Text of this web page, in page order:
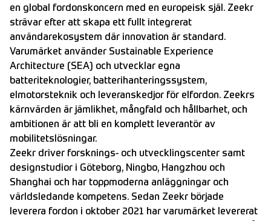
en global fordonskoncern med en europeisk själ. Zeekr
strävar efter att skapa ett fullt integrerat
användarekosystem där innovation är standard.
Varumärket använder Sustainable Experience
Architecture (SEA) och utvecklar egna
batteriteknologier, batterihanteringssystem,
elmotorsteknik och leveranskedjor för elfordon. Zeekrs
kärnvärden är jämlikhet, mångfald och hållbarhet, och
ambitionen är att bli en komplett leverantör av
mobilitetslösningar.
Zeekr driver forsknings- och utvecklingscenter samt
designstudior i Göteborg, Ningbo, Hangzhou och
Shanghai och har toppmoderna anläggningar och
världsledande kompetens. Sedan Zeekr började
leverera fordon i oktober 2021 har varumärket levererat